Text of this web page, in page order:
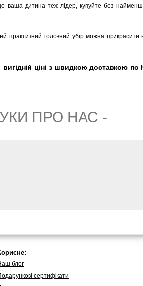
ваша дитина теж лідер, купуйте без
головний убір можна прикрасити
ціні з швидкою доставкою по
ПРО НАС -
блог
сертифікати